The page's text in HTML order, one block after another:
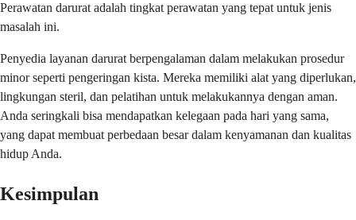
Perawatan darurat adalah tingkat perawatan yang tepat untuk jenis
masalah ini.
Penyedia layanan darurat berpengalaman dalam melakukan prosedur
minor seperti pengeringan kista. Mereka memiliki alat yang diperlukan,
lingkungan steril, dan pelatihan untuk melakukannya dengan aman.
Anda seringkali bisa mendapatkan kelegaan pada hari yang sama,
yang dapat membuat perbedaan besar dalam kenyamanan dan kualitas
hidup Anda.
Kesimpulan